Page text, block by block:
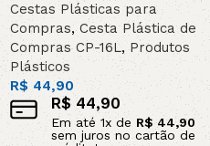
Cestas Plásticas para
Compras,Cesta Plástica de
Compras CP-16L,Produtos
Plásticos
R$ 44,90
R$44,90
Em até 1x de R$44,90
sem juros no cartão de